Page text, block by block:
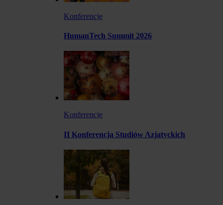
Konferencje
HumanTech Summit 2026
Konferencje
II Konferencja Studiów Azjatyckich